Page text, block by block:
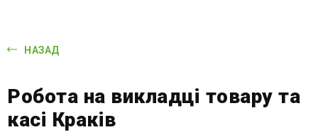
НАЗАД
Робота на викладці товару та
касі Краків